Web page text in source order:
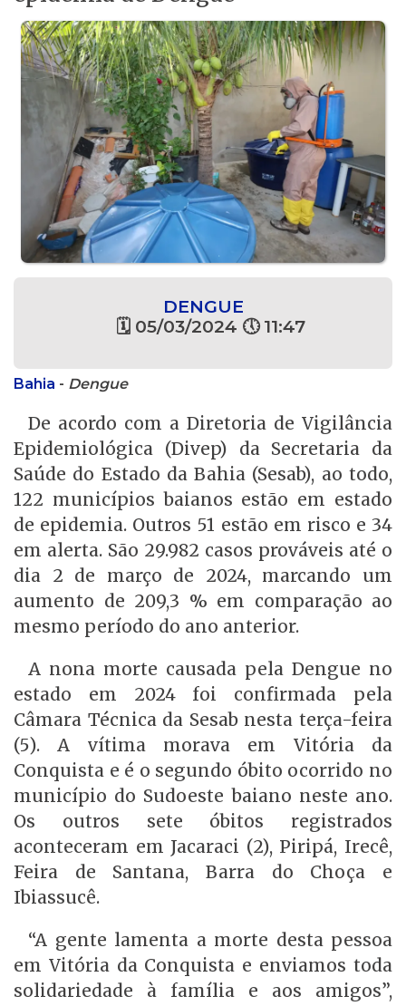
DENGUE
🗓 05/03/2024 🕔 11:47
Bahia - Dengue
De acordo com a Diretoria de Vigilância
Epidemiológica (Divep) da Secretaria da
Saúde do Estado da Bahia (Sesab), ao todo,
122 municípios baianos estão em estado
de epidemia. Outros 51 estão em risco e 34
em alerta. São 29.982 casos prováveis até o
dia 2 de março de 2024, marcando um
aumento de 209,3 % em comparação ao
mesmo período do ano anterior.
A nona morte causada pela Dengue no
estado em 2024 foi confirmada pela
Câmara Técnica da Sesab nesta terça-feira
(5). A vítima morava em Vitória da
Conquista e é o segundo óbito ocorrido no
município do Sudoeste baiano neste ano.
Os outros sete óbitos registrados
aconteceram em Jacaraci (2), Piripá, Irecê,
Feira de Santana, Barra do Choça e
Ibiassucê.
“A gente lamenta a morte desta pessoa
em Vitória da Conquista e enviamos toda
solidariedade à família e aos amigos”,